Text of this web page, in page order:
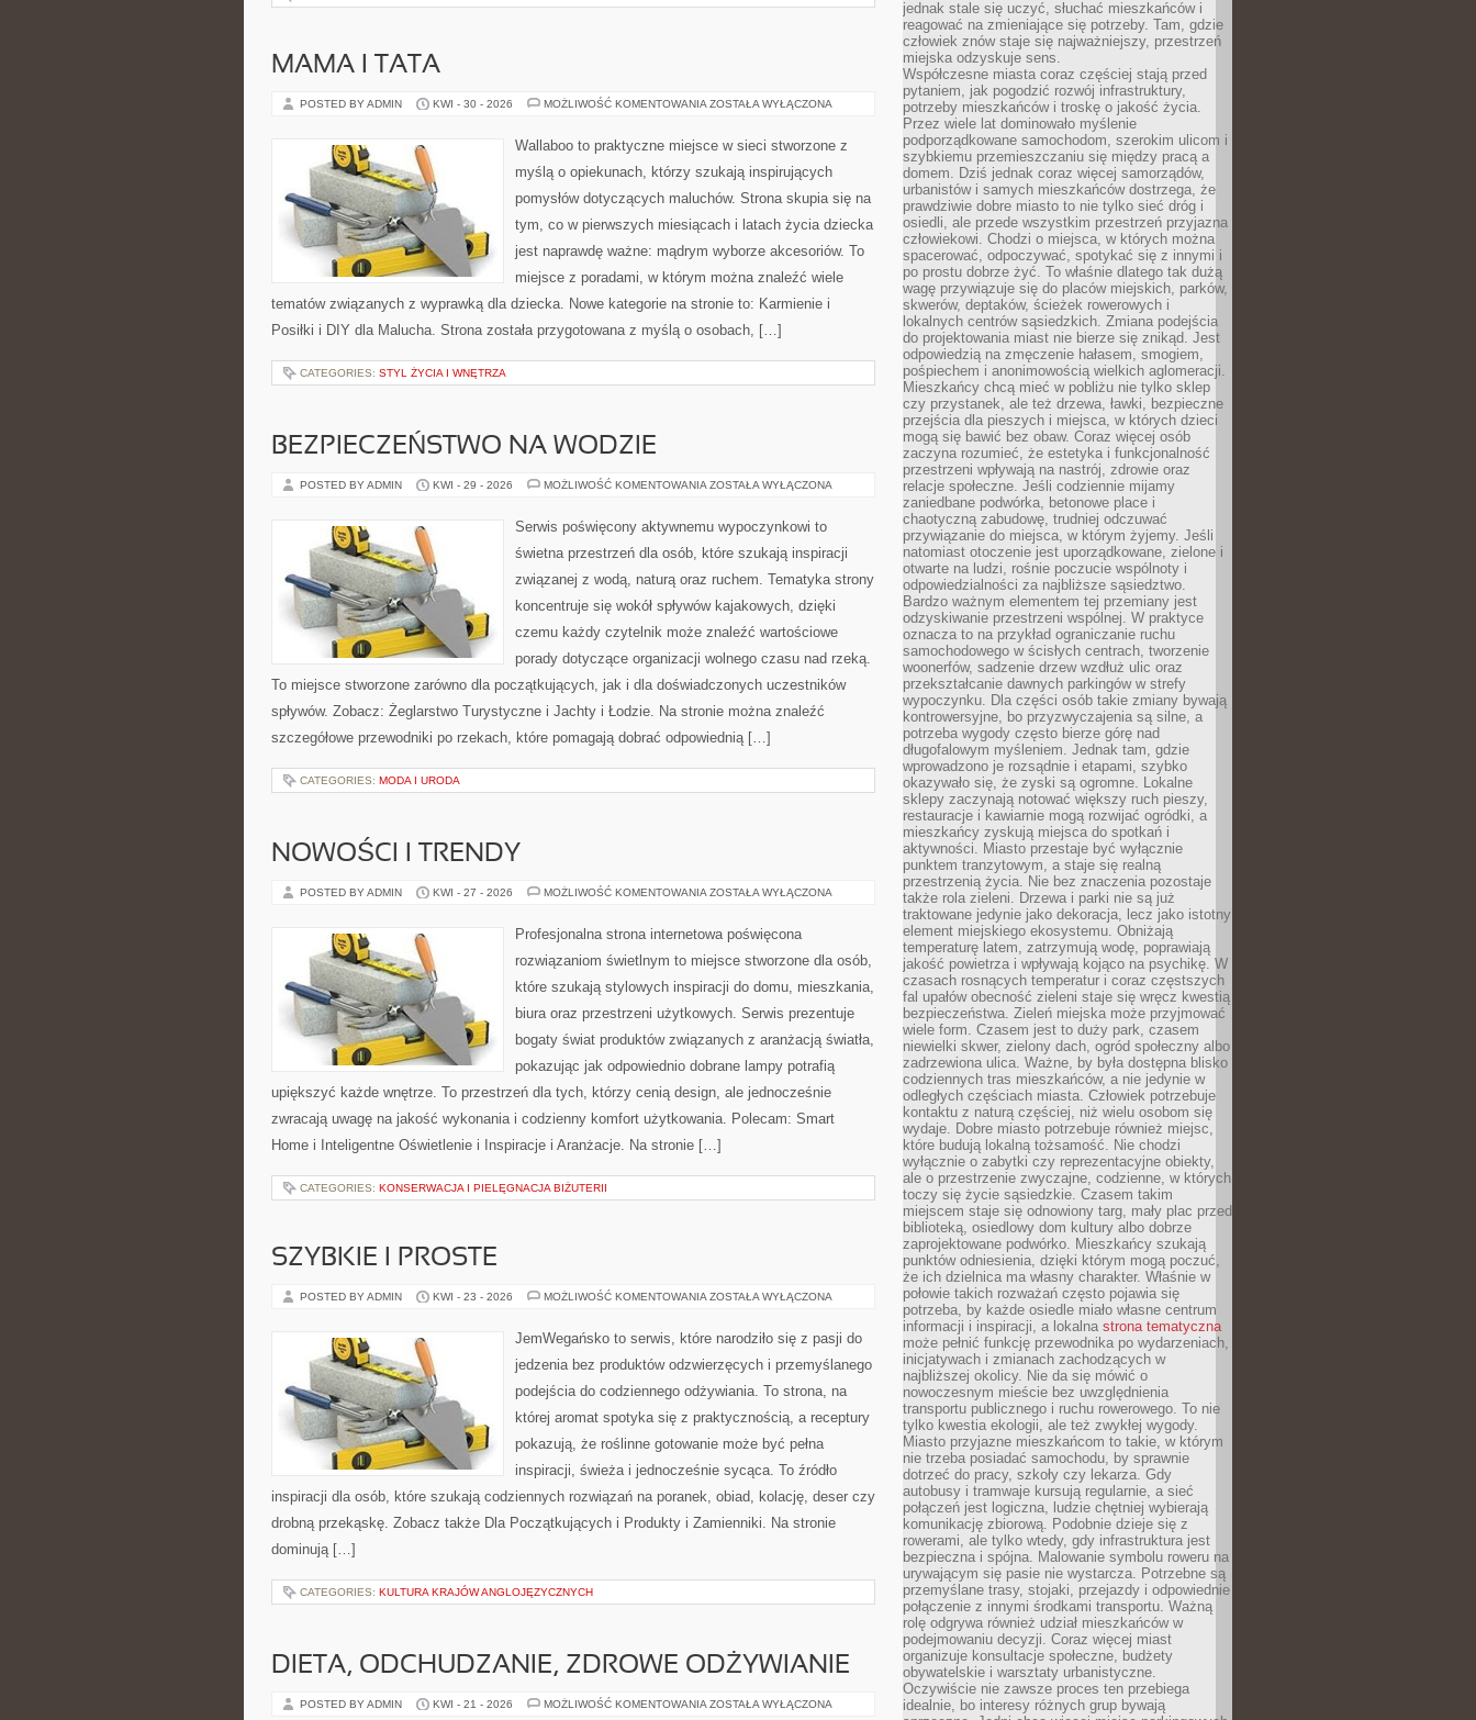
MAMA I TATA
POSTED BY ADMIN KWI - 30 - 2026 MOŻLIWOŚĆ KOMENTOWANIA MAMA
ZOSTAŁA WYŁĄCZONA
Wallaboo to praktyczne miejsce w sieci stworzone z
myślą o opiekunach, którzy szukają inspirujących
pomysłów dotyczących maluchów. Strona skupia się na
tym, co w pierwszych miesiącach i latach życia dziecka
jest naprawdę ważne: mądrym wyborze akcesoriów. To
miejsce z poradami, w którym można znaleźć wiele
tematów związanych z wyprawką dla dziecka. Nowe kategorie na stronie to: Karmienie i
Posiłki i DIY dla Malucha. Strona została przygotowana z myślą o osobach, […]
CATEGORIES: STYL ŻYCIA I WNĘTRZA
BEZPIECZEŃSTWO NA WODZIE
POSTED BY ADMIN KWI - 29 - 2026 MOŻLIWOŚĆ KOMENTOWANIA BEZPIECZEŃSTWO
ZOSTAŁA WYŁĄCZONA
Serwis poświęcony aktywnemu wypoczynkowi to
świetna przestrzeń dla osób, które szukają inspiracji
związanej z wodą, naturą oraz ruchem. Tematyka strony
koncentruje się wokół spływów kajakowych, dzięki
czemu każdy czytelnik może znaleźć wartościowe
porady dotyczące organizacji wolnego czasu nad rzeką.
To miejsce stworzone zarówno dla początkujących, jak i dla doświadczonych uczestników
spływów. Zobacz: Żeglarstwo Turystyczne i Jachty i Łodzie. Na stronie można znaleźć
szczegółowe przewodniki po rzekach, które pomagają dobrać odpowiednią […]
CATEGORIES: MODA I URODA
NOWOŚCI I TRENDY
POSTED BY ADMIN KWI - 27 - 2026 MOŻLIWOŚĆ KOMENTOWANIA NOWOŚCI
ZOSTAŁA WYŁĄCZONA
Profesjonalna strona internetowa poświęcona
rozwiązaniom świetlnym to miejsce stworzone dla osób,
które szukają stylowych inspiracji do domu, mieszkania,
biura oraz przestrzeni użytkowych. Serwis prezentuje
bogaty świat produktów związanych z aranżacją światła,
pokazując jak odpowiednio dobrane lampy potrafią
upiększyć każde wnętrze. To przestrzeń dla tych, którzy cenią design, ale jednocześnie
zwracają uwagę na jakość wykonania i codzienny komfort użytkowania. Polecam: Smart
Home i Inteligentne Oświetlenie i Inspiracje i Aranżacje. Na stronie […]
CATEGORIES: KONSERWACJA I PIELĘGNACJA BIŻUTERII
SZYBKIE I PROSTE
POSTED BY ADMIN KWI - 23 - 2026 MOŻLIWOŚĆ KOMENTOWANIA SZYBKIE
ZOSTAŁA WYŁĄCZONA
JemWegańsko to serwis, które narodziło się z pasji do
jedzenia bez produktów odzwierzęcych i przemyślanego
podejścia do codziennego odżywiania. To strona, na
której aromat spotyka się z praktycznością, a receptury
pokazują, że roślinne gotowanie może być pełna
inspiracji, świeża i jednocześnie sycąca. To źródło
inspiracji dla osób, które szukają codziennych rozwiązań na poranek, obiad, kolację, deser czy
drobną przekąskę. Zobacz także Dla Początkujących i Produkty i Zamienniki. Na stronie
dominują […]
CATEGORIES: KULTURA KRAJÓW ANGLOJĘZYCZNYCH
DIETA, ODCHUDZANIE, ZDROWE ODŻYWIANIE
POSTED BY ADMIN KWI - 21 - 2026 MOŻLIWOŚĆ KOMENTOWANIA DIETA,
ZOSTAŁA WYŁĄCZONA
jednak stale się uczyć, słuchać mieszkańców i
reagować na zmieniające się potrzeby. Tam, gdzie
człowiek znów staje się najważniejszy, przestrzeń
miejska odzyskuje sens.
Współczesne miasta coraz częściej stają przed
pytaniem, jak pogodzić rozwój infrastruktury,
potrzeby mieszkańców i troskę o jakość życia.
Przez wiele lat dominowało myślenie
podporządkowane samochodom, szerokim ulicom i
szybkiemu przemieszczaniu się między pracą a
domem. Dziś jednak coraz więcej samorządów,
urbanistów i samych mieszkańców dostrzega, że
prawdziwie dobre miasto to nie tylko sieć dróg i
osiedli, ale przede wszystkim przestrzeń przyjazna
człowiekowi. Chodzi o miejsca, w których można
spacerować, odpoczywać, spotykać się z innymi i
po prostu dobrze żyć. To właśnie dlatego tak dużą
wagę przywiązuje się do placów miejskich, parków,
skwerów, deptaków, ścieżek rowerowych i
lokalnych centrów sąsiedzkich. Zmiana podejścia
do projektowania miast nie bierze się znikąd. Jest
odpowiedzią na zmęczenie hałasem, smogiem,
pośpiechem i anonimowością wielkich aglomeracji.
Mieszkańcy chcą mieć w pobliżu nie tylko sklep
czy przystanek, ale też drzewa, ławki, bezpieczne
przejścia dla pieszych i miejsca, w których dzieci
mogą się bawić bez obaw. Coraz więcej osób
zaczyna rozumieć, że estetyka i funkcjonalność
przestrzeni wpływają na nastrój, zdrowie oraz
relacje społeczne. Jeśli codziennie mijamy
zaniedbane podwórka, betonowe place i
chaotyczną zabudowę, trudniej odczuwać
przywiązanie do miejsca, w którym żyjemy. Jeśli
natomiast otoczenie jest uporządkowane, zielone i
otwarte na ludzi, rośnie poczucie wspólnoty i
odpowiedzialności za najbliższe sąsiedztwo.
Bardzo ważnym elementem tej przemiany jest
odzyskiwanie przestrzeni wspólnej. W praktyce
oznacza to na przykład ograniczanie ruchu
samochodowego w ścisłych centrach, tworzenie
woonerfów, sadzenie drzew wzdłuż ulic oraz
przekształcanie dawnych parkingów w strefy
wypoczynku. Dla części osób takie zmiany bywają
kontrowersyjne, bo przyzwyczajenia są silne, a
potrzeba wygody często bierze górę nad
długofalowym myśleniem. Jednak tam, gdzie
wprowadzono je rozsądnie i etapami, szybko
okazywało się, że zyski są ogromne. Lokalne
sklepy zaczynają notować większy ruch pieszy,
restauracje i kawiarnie mogą rozwijać ogródki, a
mieszkańcy zyskują miejsca do spotkań i
aktywności. Miasto przestaje być wyłącznie
punktem tranzytowym, a staje się realną
przestrzenią życia. Nie bez znaczenia pozostaje
także rola zieleni. Drzewa i parki nie są już
traktowane jedynie jako dekoracja, lecz jako istotny
element miejskiego ekosystemu. Obniżają
temperaturę latem, zatrzymują wodę, poprawiają
jakość powietrza i wpływają kojąco na psychikę. W
czasach rosnących temperatur i coraz częstszych
fal upałów obecność zieleni staje się wręcz kwestią
bezpieczeństwa. Zieleń miejska może przyjmować
wiele form. Czasem jest to duży park, czasem
niewielki skwer, zielony dach, ogród społeczny albo
zadrzewiona ulica. Ważne, by była dostępna blisko
codziennych tras mieszkańców, a nie jedynie w
odległych częściach miasta. Człowiek potrzebuje
kontaktu z naturą częściej, niż wielu osobom się
wydaje. Dobre miasto potrzebuje również miejsc,
które budują lokalną tożsamość. Nie chodzi
wyłącznie o zabytki czy reprezentacyjne obiekty,
ale o przestrzenie zwyczajne, codzienne, w których
toczy się życie sąsiedzkie. Czasem takim
miejscem staje się odnowiony targ, mały plac przed
biblioteką, osiedlowy dom kultury albo dobrze
zaprojektowane podwórko. Mieszkańcy szukają
punktów odniesienia, dzięki którym mogą poczuć,
że ich dzielnica ma własny charakter. Właśnie w
połowie takich rozważań często pojawia się
potrzeba, by każde osiedle miało własne centrum
informacji i inspiracji, a lokalna strona tematyczna
może pełnić funkcję przewodnika po wydarzeniach,
inicjatywach i zmianach zachodzących w
najbliższej okolicy. Nie da się mówić o
nowoczesnym mieście bez uwzględnienia
transportu publicznego i ruchu rowerowego. To nie
tylko kwestia ekologii, ale też zwykłej wygody.
Miasto przyjazne mieszkańcom to takie, w którym
nie trzeba posiadać samochodu, by sprawnie
dotrzeć do pracy, szkoły czy lekarza. Gdy
autobusy i tramwaje kursują regularnie, a sieć
połączeń jest logiczna, ludzie chętniej wybierają
komunikację zbiorową. Podobnie dzieje się z
rowerami, ale tylko wtedy, gdy infrastruktura jest
bezpieczna i spójna. Malowanie symbolu roweru na
urywającym się pasie nie wystarcza. Potrzebne są
przemyślane trasy, stojaki, przejazdy i odpowiednie
połączenie z innymi środkami transportu. Ważną
rolę odgrywa również udział mieszkańców w
podejmowaniu decyzji. Coraz więcej miast
organizuje konsultacje społeczne, budżety
obywatelskie i warsztaty urbanistyczne.
Oczywiście nie zawsze proces ten przebiega
idealnie, bo interesy różnych grup bywają